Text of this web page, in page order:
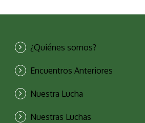
¿Quiénes somos?
Encuentros Anteriores
Nuestra Lucha
Nuestras Luchas